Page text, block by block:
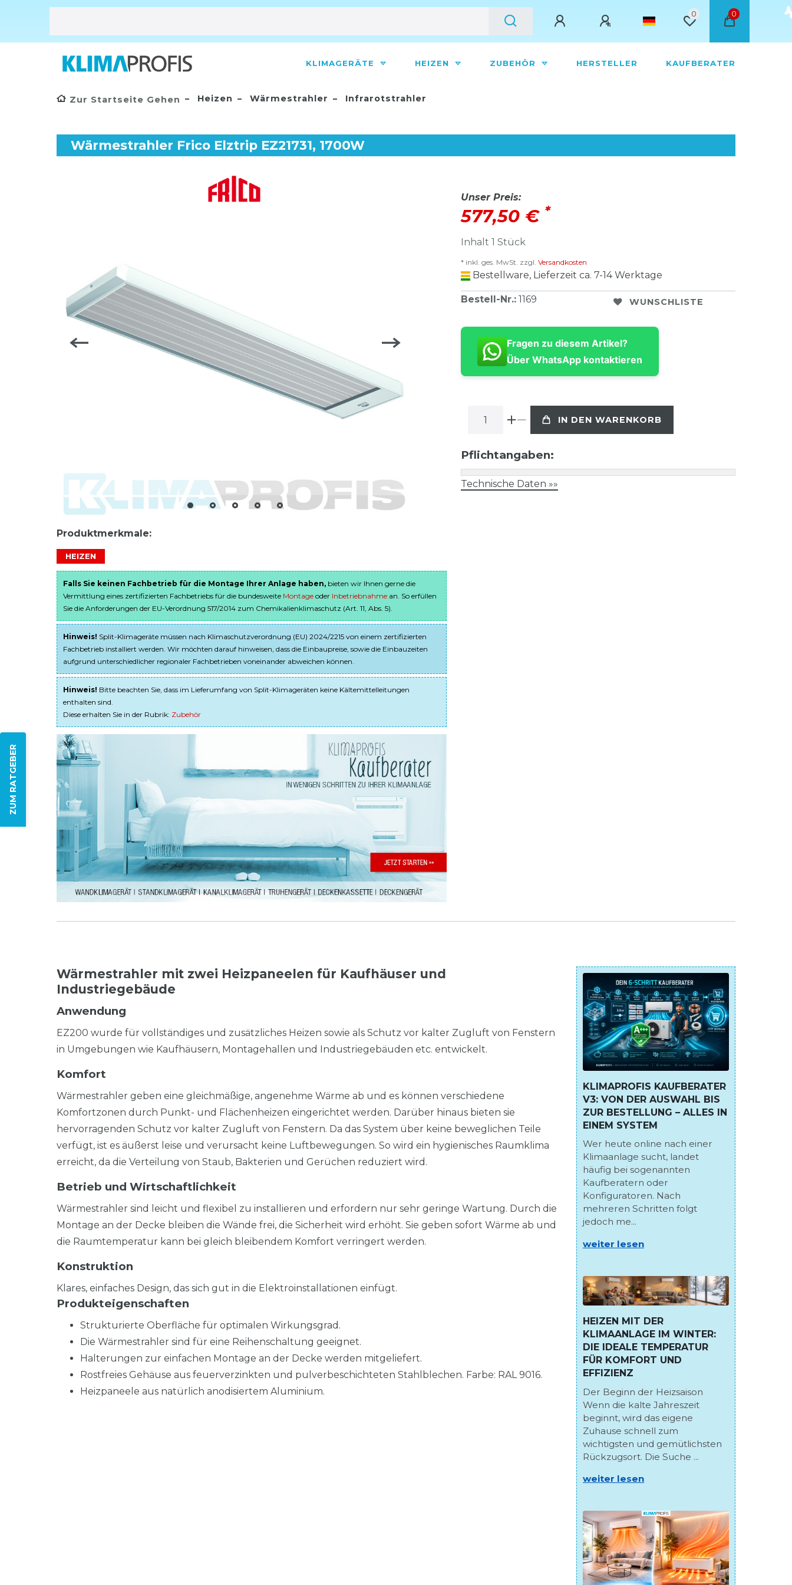
0 0
KLIMAGERÄTE HEIZEN ZUBEHÖR HERSTELLER KAUFBERATER
Zur Startseite Gehen Heizen Wärmestrahler Infrarotstrahler
ZUM RATGEBER
Wärmestrahler Frico Elztrip EZ21731, 1700W
Produktmerkmale:
HEIZEN
Falls Sie keinen Fachbetrieb für die Montage Ihrer Anlage haben, bieten wir Ihnen gerne die
Vermittlung eines zertifizierten Fachbetriebs für die bundesweite Montage oder Inbetriebnahme an. So erfüllen
Sie die Anforderungen der EU-Verordnung 517/2014 zum Chemikalienklimaschutz (Art. 11, Abs. 5).
Hinweis! Split-Klimageräte müssen nach Klimaschutzverordnung (EU) 2024/2215 von einem zertifizierten
Fachbetrieb installiert werden. Wir möchten darauf hinweisen, dass die Einbaupreise, sowie die Einbauzeiten
aufgrund unterschiedlicher regionaler Fachbetrieben voneinander abweichen können.
Hinweis! Bitte beachten Sie, dass im Lieferumfang von Split-Klimageräten keine Kältemittelleitungen
enthalten sind.
Diese erhalten Sie in der Rubrik: Zubehör
Unser Preis:
577,50 € *
Inhalt 1 Stück
* inkl. ges. MwSt. zzgl. Versandkosten
Bestellware, Lieferzeit ca. 7-14 Werktage
Bestell-Nr.: 1169 WUNSCHLISTE
Fragen zu diesem Artikel?
Über WhatsApp kontaktieren
IN DEN WARENKORB
Pflichtangaben:
Technische Daten »»
Wärmestrahler mit zwei Heizpaneelen für Kaufhäuser und
Industriegebäude
Anwendung
EZ200 wurde für vollständiges und zusätzliches Heizen sowie als Schutz vor kalter Zugluft von Fenstern
in Umgebungen wie Kaufhäusern, Montagehallen und Industriegebäuden etc. entwickelt.
Komfort
Wärmestrahler geben eine gleichmäßige, angenehme Wärme ab und es können verschiedene
Komfortzonen durch Punkt- und Flächenheizen eingerichtet werden. Darüber hinaus bieten sie
hervorragenden Schutz vor kalter Zugluft von Fenstern. Da das System über keine beweglichen Teile
verfügt, ist es äußerst leise und verursacht keine Luftbewegungen. So wird ein hygienisches Raumklima
erreicht, da die Verteilung von Staub, Bakterien und Gerüchen reduziert wird.
Betrieb und Wirtschaftlichkeit
Wärmestrahler sind leicht und flexibel zu installieren und erfordern nur sehr geringe Wartung. Durch die
Montage an der Decke bleiben die Wände frei, die Sicherheit wird erhöht. Sie geben sofort Wärme ab und
die Raumtemperatur kann bei gleich bleibendem Komfort verringert werden.
Konstruktion
Klares, einfaches Design, das sich gut in die Elektroinstallationen einfügt.
Produkteigenschaften
Strukturierte Oberfläche für optimalen Wirkungsgrad.
Die Wärmestrahler sind für eine Reihenschaltung geeignet.
Halterungen zur einfachen Montage an der Decke werden mitgeliefert.
Rostfreies Gehäuse aus feuerverzinkten und pulverbeschichteten Stahlblechen. Farbe: RAL 9016.
Heizpaneele aus natürlich anodisiertem Aluminium.
KLIMAPROFIS KAUFBERATER
V3: VON DER AUSWAHL BIS
ZUR BESTELLUNG – ALLES IN
EINEM SYSTEM
Wer heute online nach einer
Klimaanlage sucht, landet
häufig bei sogenannten
Kaufberatern oder
Konfiguratoren. Nach
mehreren Schritten folgt
jedoch me...
weiter lesen
HEIZEN MIT DER
KLIMAANLAGE IM WINTER:
DIE IDEALE TEMPERATUR
FÜR KOMFORT UND
EFFIZIENZ
Der Beginn der Heizsaison
Wenn die kalte Jahreszeit
beginnt, wird das eigene
Zuhause schnell zum
wichtigsten und gemütlichsten
Rückzugsort. Die Suche ...
weiter lesen